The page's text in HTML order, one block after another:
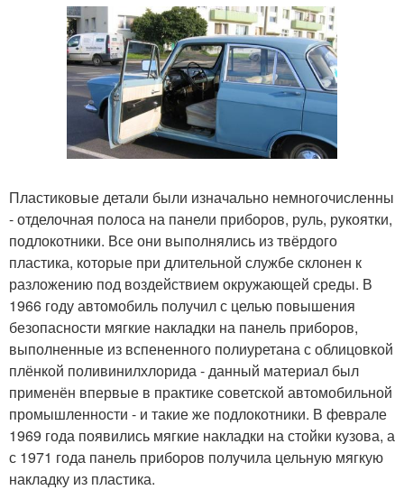
Пластиковые детали были изначально немногочисленны
- отделочная полоса на панели приборов, руль, рукоятки,
подлокотники. Все они выполнялись из твёрдого
пластика, которые при длительной службе склонен к
разложению под воздействием окружающей среды. В
1966 году автомобиль получил с целью повышения
безопасности мягкие накладки на панель приборов,
выполненные из вспененного полиуретана с облицовкой
плёнкой поливинилхлорида - данный материал был
применён впервые в практике советской автомобильной
промышленности - и такие же подлокотники. В феврале
1969 года появились мягкие накладки на стойки кузова, а
с 1971 года панель приборов получила цельную мягкую
накладку из пластика.